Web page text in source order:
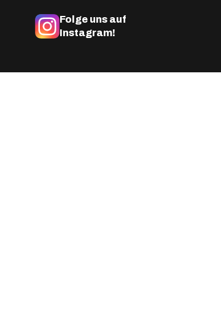
Folge uns auf
Instagram!